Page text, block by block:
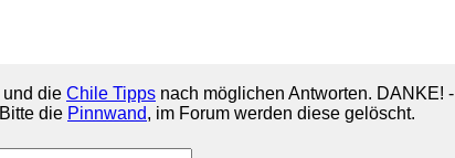
und die Chile Tipps nach möglichen Antworten. DANKE! -
die Pinnwand, im Forum werden diese gelöscht.